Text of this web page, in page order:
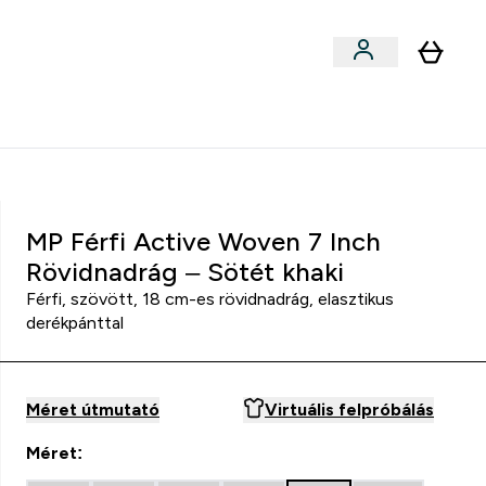
– Fekete
MP Férfi Active Woven 7 Inch
Rövidnadrág – Sötét khaki
Férfi, szövött, 18 cm-es rövidnadrág, elasztikus
derékpánttal
Méret útmutató Virtuális felpróbálás
Méret: